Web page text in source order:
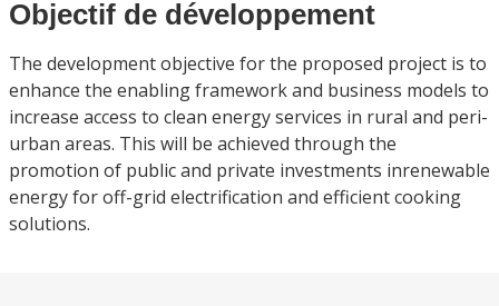
Objectif de développement
The development objective for the proposed project is to
enhance the enabling framework and business models to
increase access to clean energy services in rural and peri-
urban areas. This will be achieved through the
promotion of public and private investments inrenewable
energy for off-grid electrification and efficient cooking
solutions.